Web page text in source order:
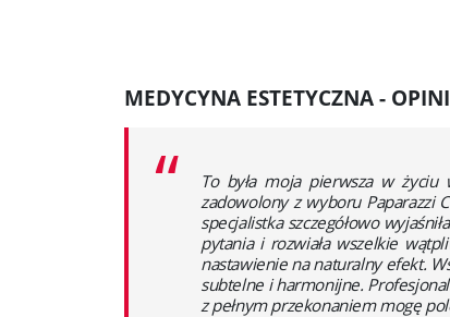
MEDYCYNA ESTETYCZNA -
“
To była moja pierwsza w życiu
zadowolony z wyboru Paparazzi
specjalistka szczegółowo
pytania i rozwiała wszelkie
nastawienie na naturalny efekt.
subtelne i harmonijne.
z pełnym przekonaniem mogę